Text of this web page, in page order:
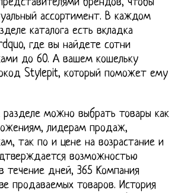
брендов, чтобы
ассортимент. В каждом
каталога есть вкладка
где вы найдете сотни
до 60. А вашем кошельку
Stylepit, который поможет ему
можно выбрать товары как
лидерам продаж,
так по и цене на возрастание и
возможностью
течение дней, 365 Компания
продаваемых товаров. История